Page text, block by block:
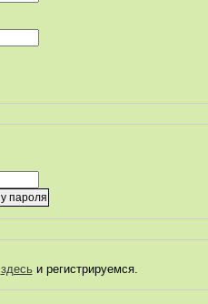
здесьи регистрируемся.